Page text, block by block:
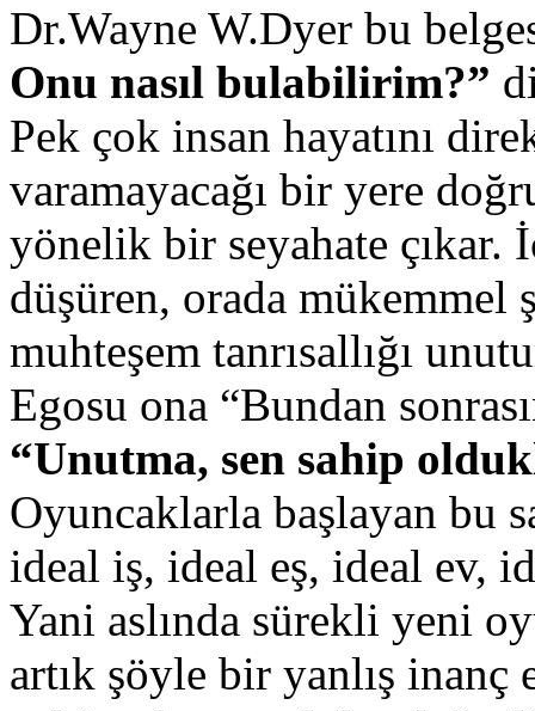
Dr.Wayne W.Dyer bu
Onu nasıl bulabilirim?”
Pek çok insan hayatını
varamayacağı bir yere
yönelik bir seyahate çıkar.
düşüren, orada mükemmel
muhteşem tanrısallığı
Egosu ona “Bundan
“Unutma, sen sahip
Oyuncaklarla başlayan bu
ideal iş, ideal eş, ideal ev,
Yani aslında sürekli yeni
artık şöyle bir yanlış